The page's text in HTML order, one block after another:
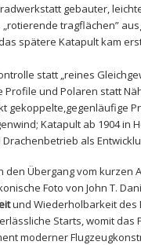
gebauter,
tragflächen”
spätere Katapult kam
statt „reines
Profile und‌ Polaren statt
gekoppelte,gegenläufige
Katapult ab 1904 in
Drachenbetrieb als
den Übergang ⁣vom kurzen
Foto von John T.
und Wiederholbarkeit​ des
Starts, womit das
moderner